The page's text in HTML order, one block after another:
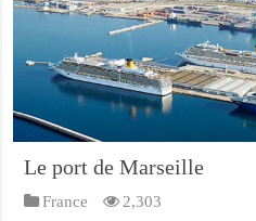
Le port de Marseille
France 2,303